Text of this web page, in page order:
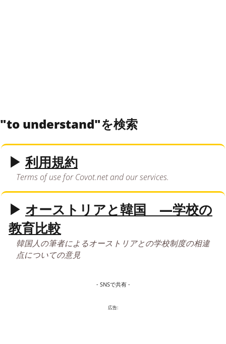
"to understand"を検索
▶利用規約
Terms of use for Covot.net and our services.
▶ オーストリアと韓国 —学校の
教育比較
韓国人の筆者によるオーストリアとの学校制度の相違
点についての意見
- SNSで共有 -
広告: